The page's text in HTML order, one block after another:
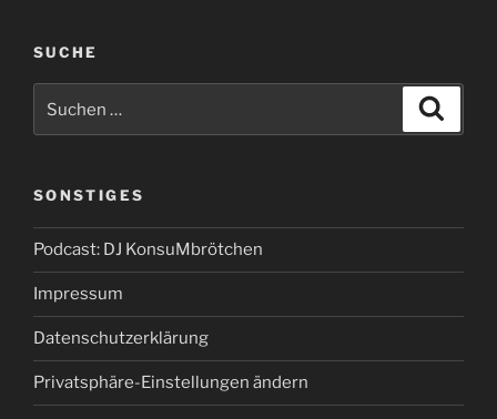
SUCHE
nach:
SONSTIGES
Podcast: DJ KonsuMbrötchen
Impressum
Datenschutzerklärung
Privatsphäre-Einstellungen ändern